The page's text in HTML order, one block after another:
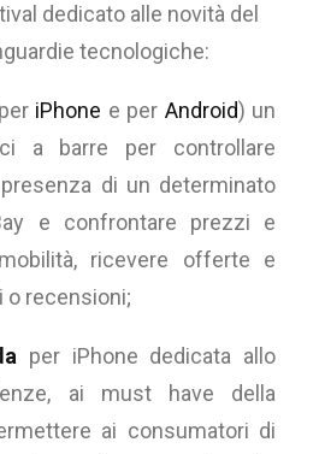
dedicato alle novità del
tecnologiche:
iPhone e per Android) un
a barre per controllare
di un determinato
e confrontare prezzi e
ricevere offerte e
o recensioni;
per iPhone dedicata allo
ai must have della
ai consumatori di